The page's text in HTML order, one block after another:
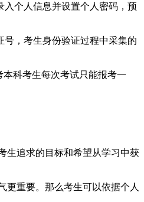
个人信息并设置个人密码，预
，考生身份验证过程中采集的
科考生每次考试只能报考一
追求的目标和希望从学习中获
重要。那么考生可以依据个人